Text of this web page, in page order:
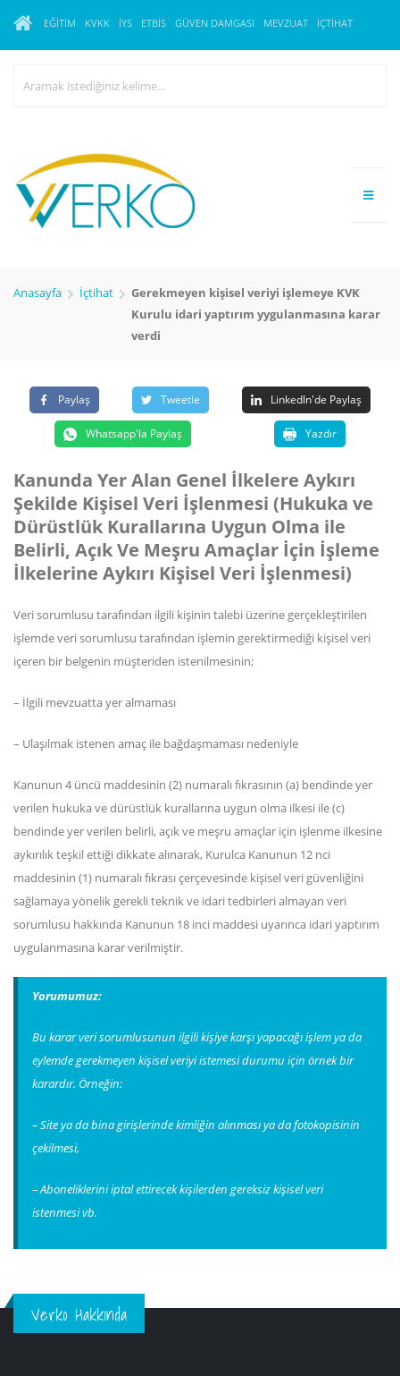
EĞITIM KVKK İYS ETBİS GÜVEN DAMGASI MEVZUAT İÇTIHAT
Anasayfa İçtihat
Gerekmeyen kişisel veriyi işlemeye KVK
Kurulu idari yaptırım yygulanmasına karar
verdi
Paylaş Tweetle LinkedIn'de Paylaş
Whatsapp'la Paylaş Yazdır
Kanunda Yer Alan Genel İlkelere Aykırı
Şekilde Kişisel Veri İşlenmesi (Hukuka ve
Dürüstlük Kurallarına Uygun Olma ile
Belirli, Açık Ve Meşru Amaçlar İçin İşleme
İlkelerine Aykırı Kişisel Veri İşlenmesi)
Veri sorumlusu tarafından ilgili kişinin talebi üzerine gerçekleştirilen
işlemde veri sorumlusu tarafından işlemin gerektirmediği kişisel veri
içeren bir belgenin müşteriden istenilmesinin;
– İlgili mevzuatta yer almaması
– Ulaşılmak istenen amaç ile bağdaşmaması nedeniyle
Kanunun 4 üncü maddesinin (2) numaralı fıkrasının (a) bendinde yer
verilen hukuka ve dürüstlük kurallarına uygun olma ilkesi ile (c)
bendinde yer verilen belirli, açık ve meşru amaçlar için işlenme ilkesine
aykırılık teşkil ettiği dikkate alınarak, Kurulca Kanunun 12 nci
maddesinin (1) numaralı fıkrası çerçevesinde kişisel veri güvenliğini
sağlamaya yönelik gerekli teknik ve idari tedbirleri almayan veri
sorumlusu hakkında Kanunun 18 inci maddesi uyarınca idari yaptırım
uygulanmasına karar verilmiştir.
Yorumumuz:
Bu karar veri sorumlusunun ilgili kişiye karşı yapacağı işlem ya da
eylemde gerekmeyen kişisel veriyi istemesi durumu için örnek bir
karardır. Örneğin:
– Site ya da bina girişlerinde kimliğin alınması ya da fotokopisinin
çekilmesi,
– Aboneliklerini iptal ettirecek kişilerden gereksiz kişisel veri
istenmesi vb.
Verko Hakkında